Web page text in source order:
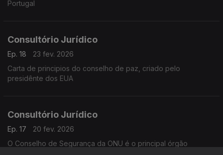
Portugal
Consultório Jurídico
Ep. 18
23 fev. 2026
Carta de principios do conselho de paz, criado pelo
presidênte dos EUA
Consultório Jurídico
Ep. 17
20 fev. 2026
O Conselho de Segurança da ONU é o principal órgão